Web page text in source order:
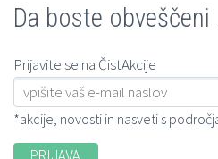
Da boste obveščeni
Prijavite se na ČistAkcije
*akcije, novosti in nasveti s